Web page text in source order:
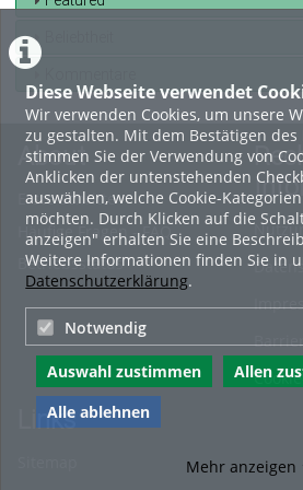
Diese Webseite verwendet
Wir verwenden Cookies, um unsere
zu gestalten. Mit dem Bestätigen
stimmen Sie der Verwendung von
Anklicken der untenstehenden
auswählen, welche Cookie-
möchten. Durch Klicken auf die
anzeigen" erhalten Sie eine
Weitere Informationen finden Sie in
Datenschutzerklärung.
Notwendig
Auswahl zustimmen
Allen
Alle ablehnen
Mehr anzeigen
About
Erste Schritte
Häufige Fragen - FAQ
Betriebsstatus
Links